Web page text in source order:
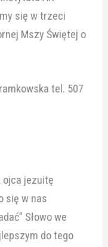
się w trzeci
Mszy Świętej o
tel. 507
ojca jezuitę
się w nas
Słowo we
do tego